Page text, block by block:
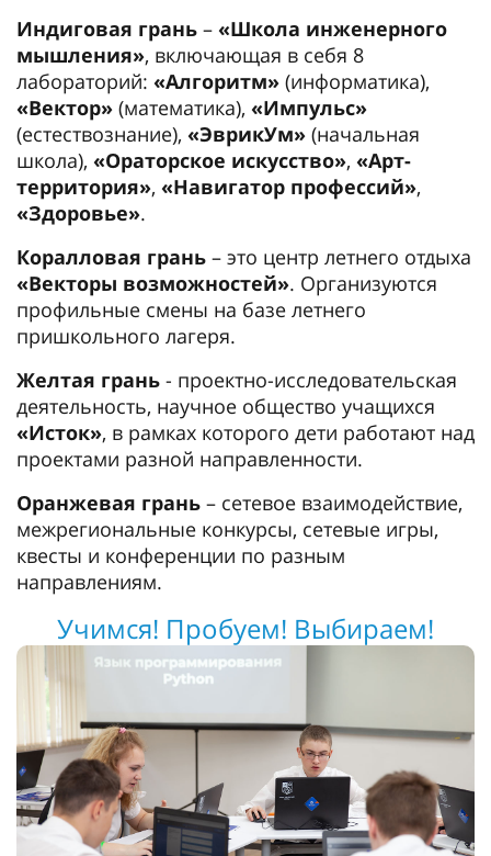
Индиговая грань – «Школа инженерного
мышления», включающая в себя 8
лабораторий: «Алгоритм» (информатика),
«Вектор» (математика), «Импульс»
(естествознание), «ЭврикУм» (начальная
школа), «Ораторское искусство», «Арт-
территория», «Навигатор профессий»,
«Здоровье».
Коралловая грань – это центр летнего отдыха
«Векторы возможностей». Организуются
профильные смены на базе летнего
пришкольного лагеря.
Желтая грань - проектно-исследовательская
деятельность, научное общество учащихся
«Исток», в рамках которого дети работают над
проектами разной направленности.
Оранжевая грань – сетевое взаимодействие,
межрегиональные конкурсы, сетевые игры,
квесты и конференции по разным
направлениям.
Учимся! Пробуем! Выбираем!